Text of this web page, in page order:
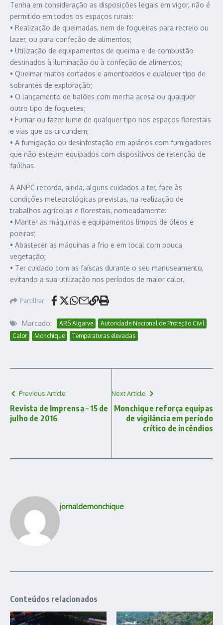
Tenha em consideração as disposições legais em vigor, não é
permitido em todos os espaços rurais:
• Realização de queimadas, nem de fogueiras para recreio ou
lazer, ou para confeção de alimentos;
• Utilização de equipamentos de queima e de combustão
destinados à iluminação ou à confeção de alimentos;
• Queimar matos cortados e amontoados e qualquer tipo de
sobrantes de exploração;
• O lançamento de balões com mecha acesa ou qualquer
outro tipo de foguetes;
• Fumar ou fazer lume de qualquer tipo nos espaços florestais
e vias que os circundem;
• A fumigação ou desinfestação em apiários com fumigadores
que não estejam equipados com dispositivos de retenção de
faúlhas.
A ANPC recorda, ainda, alguns cuidados a ter, face às
condições meteorológicas previstas, na realização de
trabalhos agrícolas e florestais, nomeadamente:
• Manter as máquinas e equipamentos limpos de óleos e
poeiras;
• Abastecer as máquinas a frio e em local com pouca
vegetação;
• Ter cuidado com as faíscas durante o seu manuseamento,
evitando a sua utilização nos períodos de maior calor.
Partilhar
Marcado: ARS Algarve
Autoridade Nacional de Proteção Civil
Calor
Monchique Temperaturas elevadas
Previous Article
Revista de Imprensa – 15 de
julho de 2016
Next Article
Monchique reforça equipas
de vigilância em período
crítico de incêndios
jornaldemonchique
Conteúdos relacionados